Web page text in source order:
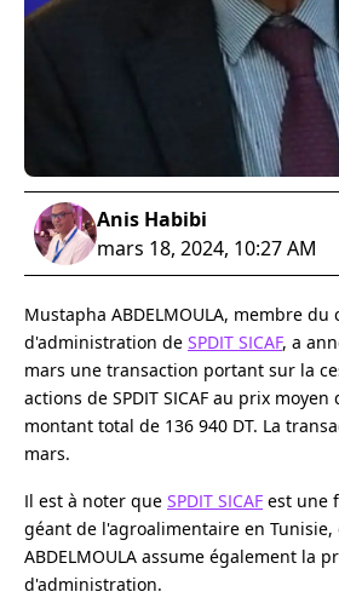
Anis Habibi
mars 18, 2024, 10:27 AM
Mustapha ABDELMOULA, membre du
d'administration de SPDIT SICAF, a
mars une transaction portant sur la
actions de SPDIT SICAF au prix
montant total de 136 940 DT. La
mars.
Il est à noter que SPDIT SICAF est une
géant de l'agroalimentaire en
ABDELMOULA assume également la
d'administration.